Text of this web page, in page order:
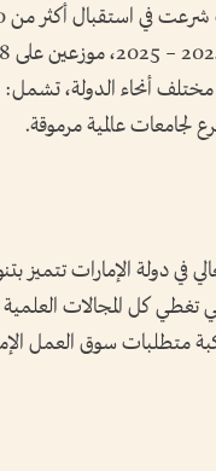
أنحاء الدولة، تشمل:
لجامعات عالمية مرموقة.
في دولة الإمارات تتميز
وتخصص أكاديمي تغطي كل المجالات
متطلبات سوق العمل